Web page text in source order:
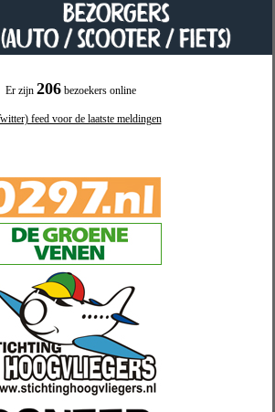
Er zijn 206bezoekers online
feed voor de laatste meldingen